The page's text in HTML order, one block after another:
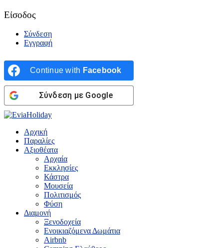
Είσοδος
Σύνδεση
Εγγραφή
Continue with Facebook
Σύνδεση με Google
Αρχική
Παραλίες
Αξιοθέατα
Αρχαία
Εκκλησίες
Κάστρα
Μουσεία
Πολιτισμός
Φύση
Διαμονή
Ξενοδοχεία
Ενοικιαζόμενα Δωμάτια
Airbnb